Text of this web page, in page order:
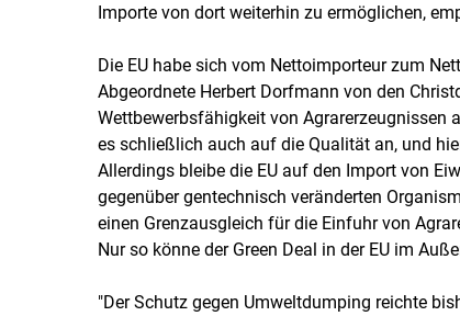
Importe von dort weiterhin zu ermöglichen,
Die EU habe sich vom Nettoimporteur zum
Abgeordnete Herbert Dorfmann von den
Wettbewerbsfähigkeit von Agrarerzeugnissen
es schließlich auch auf die Qualität an, und
Allerdings bleibe die EU auf den Import von
gegenüber gentechnisch veränderten
einen Grenzausgleich für die Einfuhr von
Nur so könne der Green Deal in der EU im
"Der Schutz gegen Umweltdumping reichte